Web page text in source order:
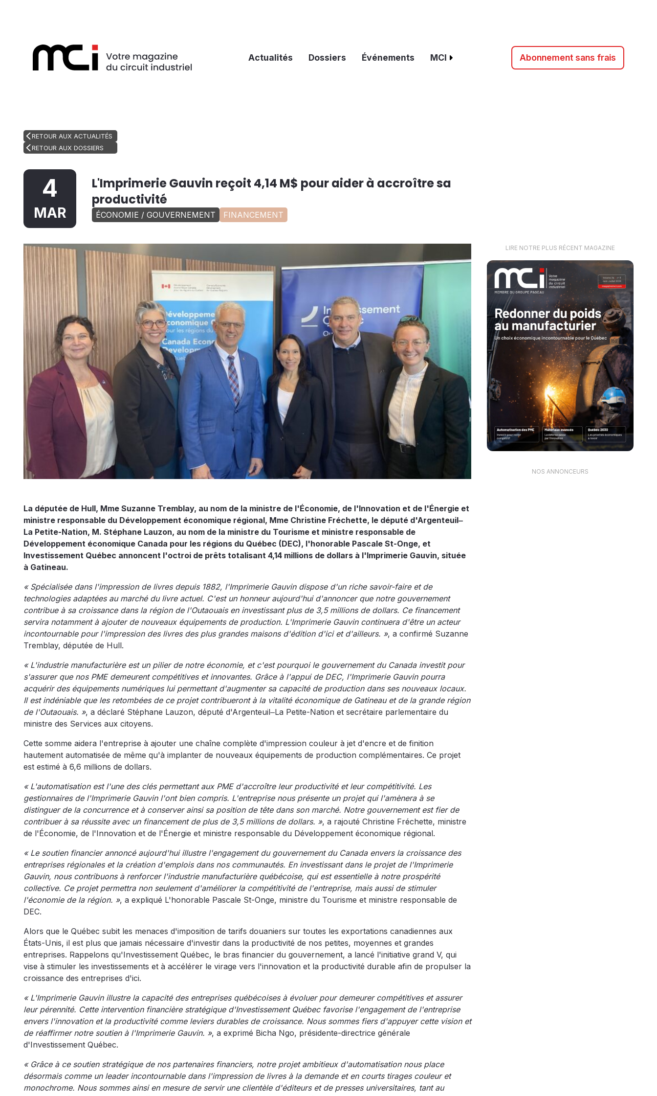
Actualités Dossiers Événements MCI Abonnement sans frais
RETOUR AUX ACTUALITÉS
RETOUR AUX DOSSIERS
4
MAR
L'Imprimerie Gauvin reçoit 4,14 M$ pour aider à accroître sa
productivité
ÉCONOMIE / GOUVERNEMENT FINANCEMENT
La députée de Hull, Mme Suzanne Tremblay, au nom de la ministre de l'Économie, de l'Innovation et de l'Énergie et
ministre responsable du Développement économique régional, Mme Christine Fréchette, le député d'Argenteuil‒
La Petite-Nation, M. Stéphane Lauzon, au nom de la ministre du Tourisme et ministre responsable de
Développement économique Canada pour les régions du Québec (DEC), l'honorable Pascale St-Onge, et
Investissement Québec annoncent l'octroi de prêts totalisant 4,14 millions de dollars à l'Imprimerie Gauvin, située
à Gatineau.
« Spécialisée dans l'impression de livres depuis 1882, l'Imprimerie Gauvin dispose d'un riche savoir-faire et de
technologies adaptées au marché du livre actuel. C'est un honneur aujourd'hui d'annoncer que notre gouvernement
contribue à sa croissance dans la région de l'Outaouais en investissant plus de 3,5 millions de dollars. Ce financement
servira notamment à ajouter de nouveaux équipements de production. L'Imprimerie Gauvin continuera d'être un acteur
incontournable pour l'impression des livres des plus grandes maisons d'édition d'ici et d'ailleurs. », a confirmé Suzanne
Tremblay, députée de Hull.
« L'industrie manufacturière est un pilier de notre économie, et c'est pourquoi le gouvernement du Canada investit pour
s'assurer que nos PME demeurent compétitives et innovantes. Grâce à l'appui de DEC, l'Imprimerie Gauvin pourra
acquérir des équipements numériques lui permettant d'augmenter sa capacité de production dans ses nouveaux locaux.
Il est indéniable que les retombées de ce projet contribueront à la vitalité économique de Gatineau et de la grande région
de l'Outaouais. », a déclaré Stéphane Lauzon, député d'Argenteuil‒La Petite-Nation et secrétaire parlementaire du
ministre des Services aux citoyens.
Cette somme aidera l'entreprise à ajouter une chaîne complète d'impression couleur à jet d'encre et de finition
hautement automatisée de même qu'à implanter de nouveaux équipements de production complémentaires. Ce projet
est estimé à 6,6 millions de dollars.
« L'automatisation est l'une des clés permettant aux PME d'accroître leur productivité et leur compétitivité. Les
gestionnaires de l'Imprimerie Gauvin l'ont bien compris. L'entreprise nous présente un projet qui l'amènera à se
distinguer de la concurrence et à conserver ainsi sa position de tête dans son marché. Notre gouvernement est fier de
contribuer à sa réussite avec un financement de plus de 3,5 millions de dollars. », a rajouté Christine Fréchette, ministre
de l'Économie, de l'Innovation et de l'Énergie et ministre responsable du Développement économique régional.
« Le soutien financier annoncé aujourd'hui illustre l'engagement du gouvernement du Canada envers la croissance des
entreprises régionales et la création d'emplois dans nos communautés. En investissant dans le projet de l'Imprimerie
Gauvin, nous contribuons à renforcer l'industrie manufacturière québécoise, qui est essentielle à notre prospérité
collective. Ce projet permettra non seulement d'améliorer la compétitivité de l'entreprise, mais aussi de stimuler
l'économie de la région. », a expliqué L'honorable Pascale St-Onge, ministre du Tourisme et ministre responsable de
DEC.
Alors que le Québec subit les menaces d'imposition de tarifs douaniers sur toutes les exportations canadiennes aux
États-Unis, il est plus que jamais nécessaire d'investir dans la productivité de nos petites, moyennes et grandes
entreprises. Rappelons qu'Investissement Québec, le bras financier du gouvernement, a lancé l'initiative grand V, qui
vise à stimuler les investissements et à accélérer le virage vers l'innovation et la productivité durable afin de propulser la
croissance des entreprises d'ici.
« L'Imprimerie Gauvin illustre la capacité des entreprises québécoises à évoluer pour demeurer compétitives et assurer
leur pérennité. Cette intervention financière stratégique d'Investissement Québec favorise l'engagement de l'entreprise
envers l'innovation et la productivité comme leviers durables de croissance. Nous sommes fiers d'appuyer cette vision et
de réaffirmer notre soutien à l'Imprimerie Gauvin. », a exprimé Bicha Ngo, présidente-directrice générale
d'Investissement Québec.
« Grâce à ce soutien stratégique de nos partenaires financiers, notre projet ambitieux d'automatisation nous place
désormais comme un leader incontournable dans l'impression de livres à la demande et en courts tirages couleur et
monochrome. Nous sommes ainsi en mesure de servir une clientèle d'éditeurs et de presses universitaires, tant au
LIRE NOTRE PLUS RÉCENT MAGAZINE
NOS ANNONCEURS